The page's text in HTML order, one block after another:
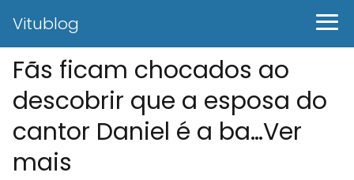
Vitublog
Fãs ficam chocados ao
descobrir que a esposa do
cantor Daniel é a ba…Ver
mais